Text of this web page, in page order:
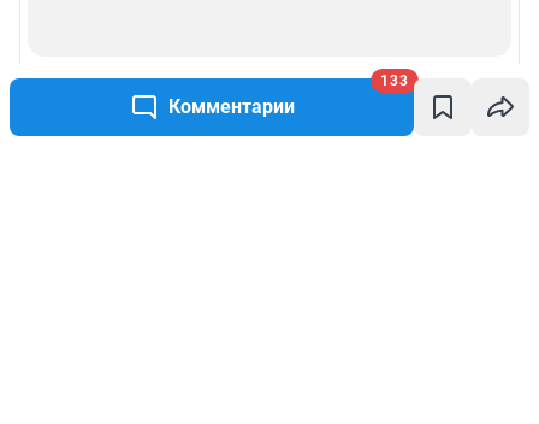
Комментарии
133